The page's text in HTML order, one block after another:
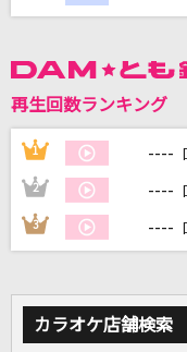
神野美伽
HOWEVER
GLAY
GIRLS' LEGEND
スペシャルウィーク(CV.和
佳)・トウカイテイオー
キャップ(CV.高柳知葉)・ゴ
彩香)・ダイワスカーレット
再生回数ランキング
1 ----
2 ----
3 ----
カラオケ店舗検索